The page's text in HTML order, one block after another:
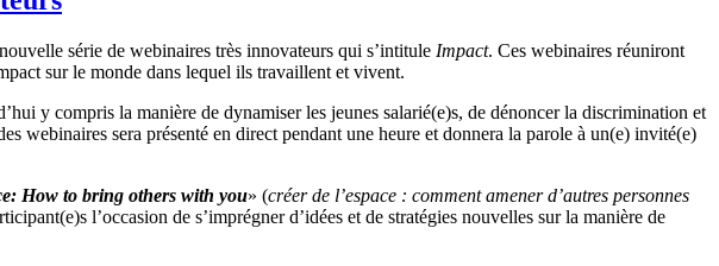
série de webinaires très innovateurs qui s’intitule Impact. Ces webinaires réuniront
sur le monde dans lequel ils travaillent et vivent.
y compris la manière de dynamiser les jeunes salarié(e)s, de dénoncer la discrimination et
webinaires sera présenté en direct pendant une heure et donnera la parole à un(e) invité(e)
How to bring others with you» (créer de l’espace : comment amener d’autres personnes
l’occasion de s’imprégner d’idées et de stratégies nouvelles sur la manière de